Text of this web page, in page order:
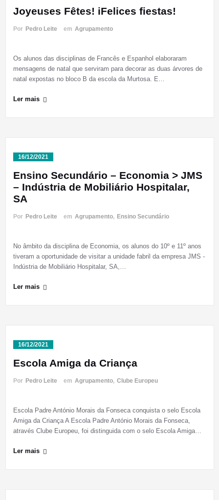
Joyeuses Fêtes! iFelices fiestas!
Por Pedro Leite em Agrupamento
Os alunos das disciplinas de Francês e Espanhol elaboraram
mensagens de natal que serviram para decorar as duas árvores de
natal expostas no bloco B da escola da Murtosa. E…
Ler mais
16/12/2021
Ensino Secundário – Economia > JMS
– Indústria de Mobiliário Hospitalar,
SA
Por Pedro Leite em Agrupamento, Ensino Secundário
No âmbito da disciplina de Economia, os alunos do 10º e 11º anos
tiveram a oportunidade de visitar a unidade fabril da empresa JMS -
Indústria de Mobiliário Hospitalar, SA,…
Ler mais
16/12/2021
Escola Amiga da Criança
Por Pedro Leite em Agrupamento, Clube Europeu
Escola Padre António Morais da Fonseca conquista o selo Escola
Amiga da Criança A Escola Padre António Morais da Fonseca,
através Clube Europeu, foi distinguida com o selo Escola Amiga…
Ler mais